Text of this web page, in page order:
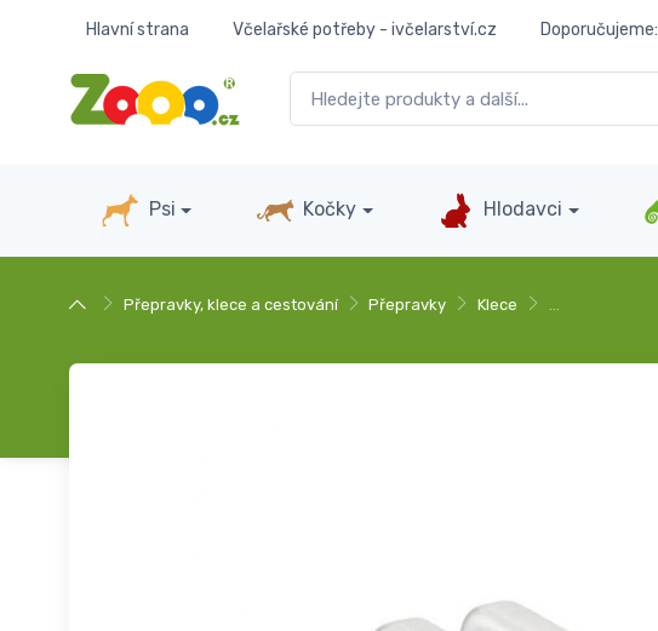
Hlavní strana Včelařské potřeby - ivčelarství.cz Doporučujeme:
Psi Kočky Hlodavci
Přepravky, klece a cestování Přepravky Klece …